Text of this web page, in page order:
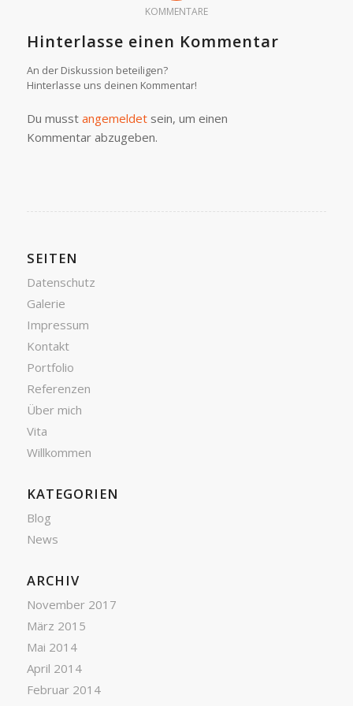
KOMMENTARE
Hinterlasse einen Kommentar
An der Diskussion beteiligen?
Hinterlasse uns deinen Kommentar!
Du musst angemeldetsein, um einen
Kommentar abzugeben.
SEITEN
Datenschutz
Galerie
Impressum
Kontakt
Portfolio
Referenzen
Über mich
Vita
Willkommen
KATEGORIEN
Blog
News
ARCHIV
November 2017
März 2015
Mai 2014
April 2014
Februar 2014